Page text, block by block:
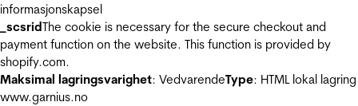
informasjonskapsel
_scsridThe cookie is necessary for the secure checkout and
payment function on the website. This function is provided by
shopify.com.
Maksimal lagringsvarighet: VedvarendeType: HTML lokal lagring
www.garnius.no